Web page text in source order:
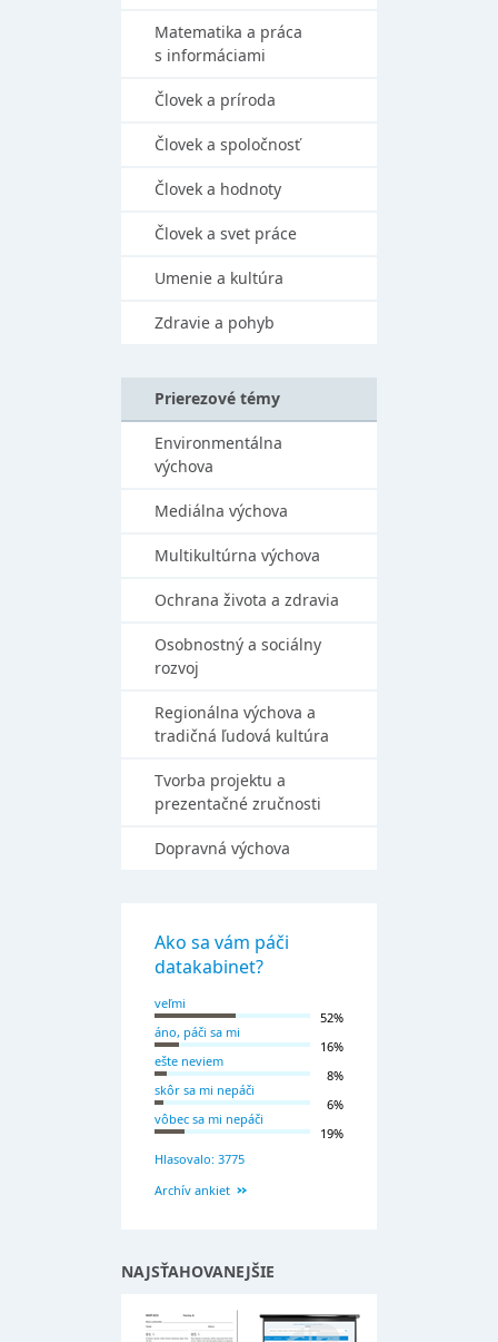
Matematika a práca
s informáciami
Človek a príroda
Človek a spoločnosť
Človek a hodnoty
Človek a svet práce
Umenie a kultúra
Zdravie a pohyb
Prierezové témy
Environmentálna
výchova
Mediálna výchova
Multikultúrna výchova
Ochrana života a zdravia
Osobnostný a sociálny
rozvoj
Regionálna výchova a
tradičná ľudová kultúra
Tvorba projektu a
prezentačné zručnosti
Dopravná výchova
Ako sa vám páči
datakabinet?
veľmi
52%
áno, páči sa mi
16%
ešte neviem
8%
skôr sa mi nepáči
6%
vôbec sa mi nepáči
19%
Hlasovalo: 3775
Archív ankiet
NAJSŤAHOVANEJŠIE